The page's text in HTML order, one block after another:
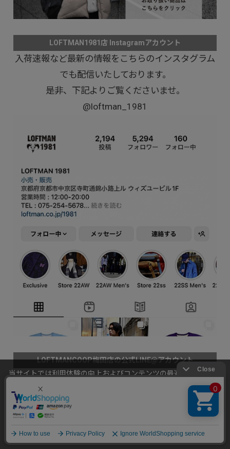
LOFTMAN1981店 Instagramアカウント
入荷速報など最新の情報をこちらのインスタグラム
でも配信いたしております。
是非、下記よりご覧くださいませ。
@loftman_1981
LOFTMANCOOP梅田店の公式LINE@アカウント
当サイトでは利用体験の向上およびコンテンツの最適な提供、ト
ラフィックの分析を目的としてCookieを使用しています。
サイトの閲覧を継続された場合、Cookieの利用に同意したことも
のといたします。
詳細については
承諾する